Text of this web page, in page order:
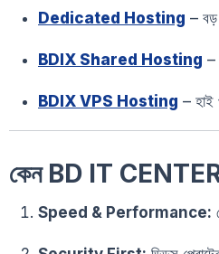
Dedicated Hosting – বড়
BDIX Shared Hosting –
BDIX VPS Hosting – হাই
কেন BD IT CENTER
Speed & Performance: